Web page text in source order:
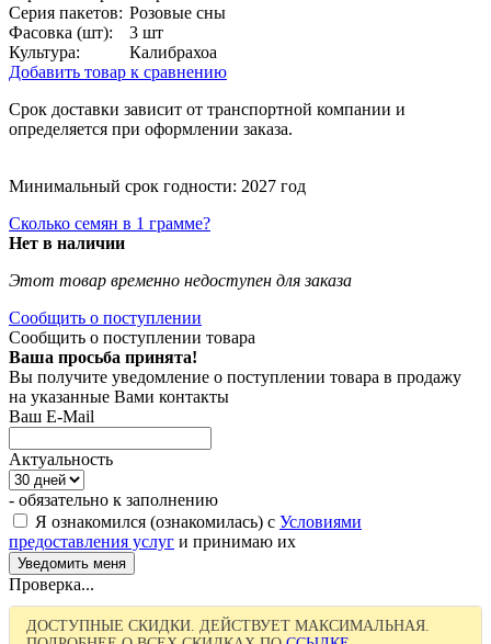
Серия пакетов: Розовые сны
Фасовка (шт):
3 шт
Культура:
Калибрахоа
Добавить товар к сравнению
Срок доставки зависит от транспортной компании и
определяется при оформлении заказа.
Минимальный срок годности: 2027 год
Сколько семян в 1 грамме?
Нет в наличии
Этот товар временно недоступен для заказа
Сообщить о поступлении
Сообщить о поступлении товара
Ваша просьба принята!
Вы получите уведомление о поступлении товара в продажу
на указанные Вами контакты
Ваш E-Mail
Актуальность
- обязательно к заполнению
Я ознакомился (ознакомилась) с Условиями
предоставления услуг и принимаю их
Проверка...
ДОСТУПНЫЕ СКИДКИ. ДЕЙСТВУЕТ МАКСИМАЛЬНАЯ.